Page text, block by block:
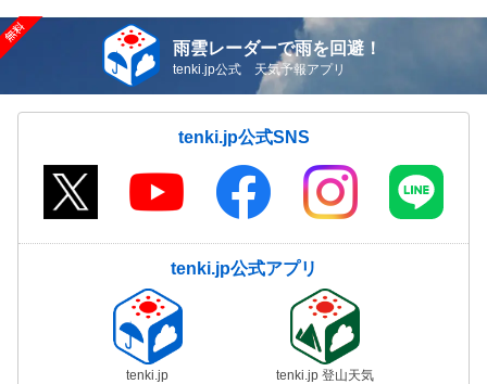
雨雲レーダーで雨を回避！
tenki.jp公式 天気予報アプリ
tenki.jp公式SNS
tenki.jp公式アプリ
tenki.jp tenki.jp 登山天気